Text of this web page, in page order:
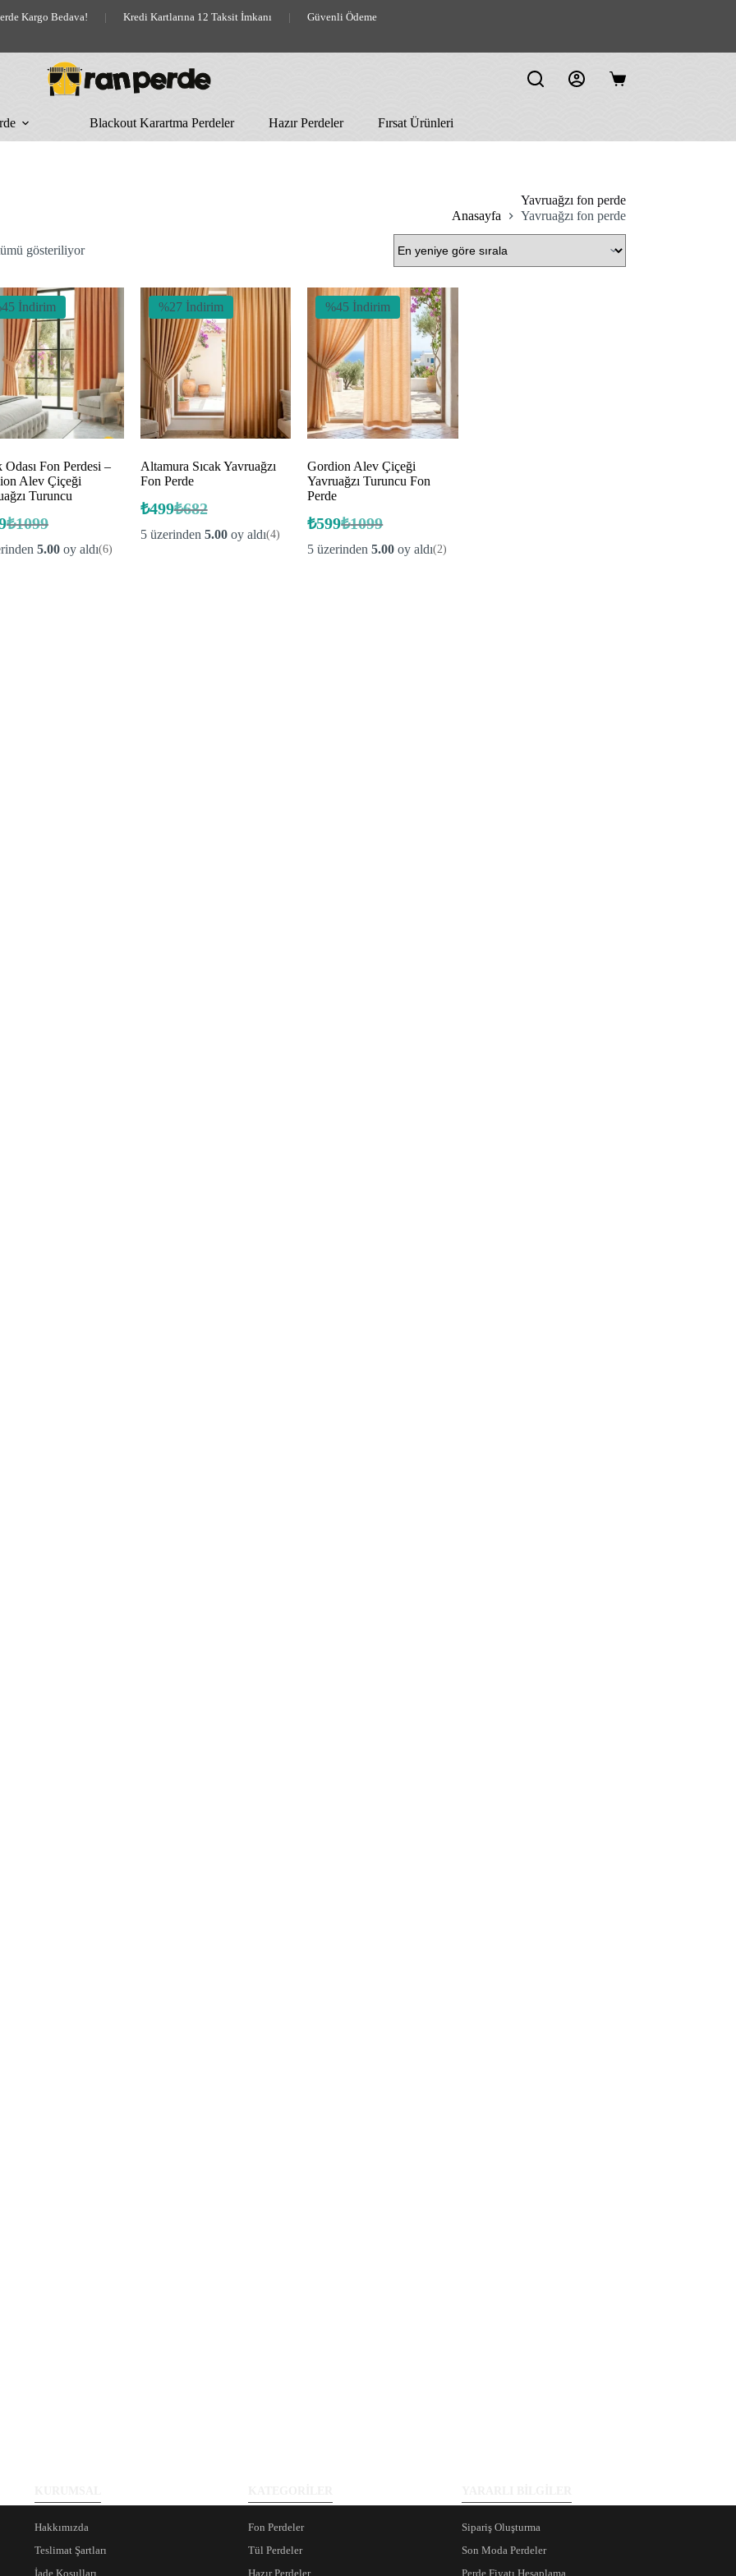
Kargo Bedava! | Kredi Kartlarına 12 Taksit İmkanı | Güvenli Ödeme
Shopping
Blackout Karartma Perdeler Hazır Perdeler Fırsat Ürünleri
Yavruağzı fon perde
Anasayfa
Yavruağzı fon perde
gösteriliyorEn
İndirim
Odası Fon Perdesi –
Alev Çiçeği
Turuncu
₺1099
Orijinal
fiyat:
Şu
andaki
fiyat:
5.00oy aldı(6)
%27 İndirim
Altamura Sıcak Yavruağzı
Fon Perde
₺682
Orijinal
fiyat:
₺499Şu
andaki
fiyat:
5 üzerinden 5.00oy aldı(4)
%45 İndirim
Gordion Alev Çiçeği
Yavruağzı Turuncu Fon
Perde
₺1099
Orijinal
fiyat:
₺599 Şu
andaki
fiyat:
5 üzerinden5.00 oy aldı(2)
Hakkımızda
Teslimat Şartları
İade Koşulları
Fon Perdeler
Tül Perdeler
Hazır Perdeler
Sipariş Oluşturma
Son Moda Perdeler
Perde Fiyatı Hesaplama